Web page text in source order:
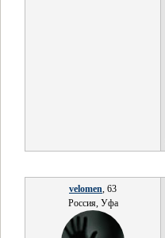
velomen, 63
Россия, Уфа